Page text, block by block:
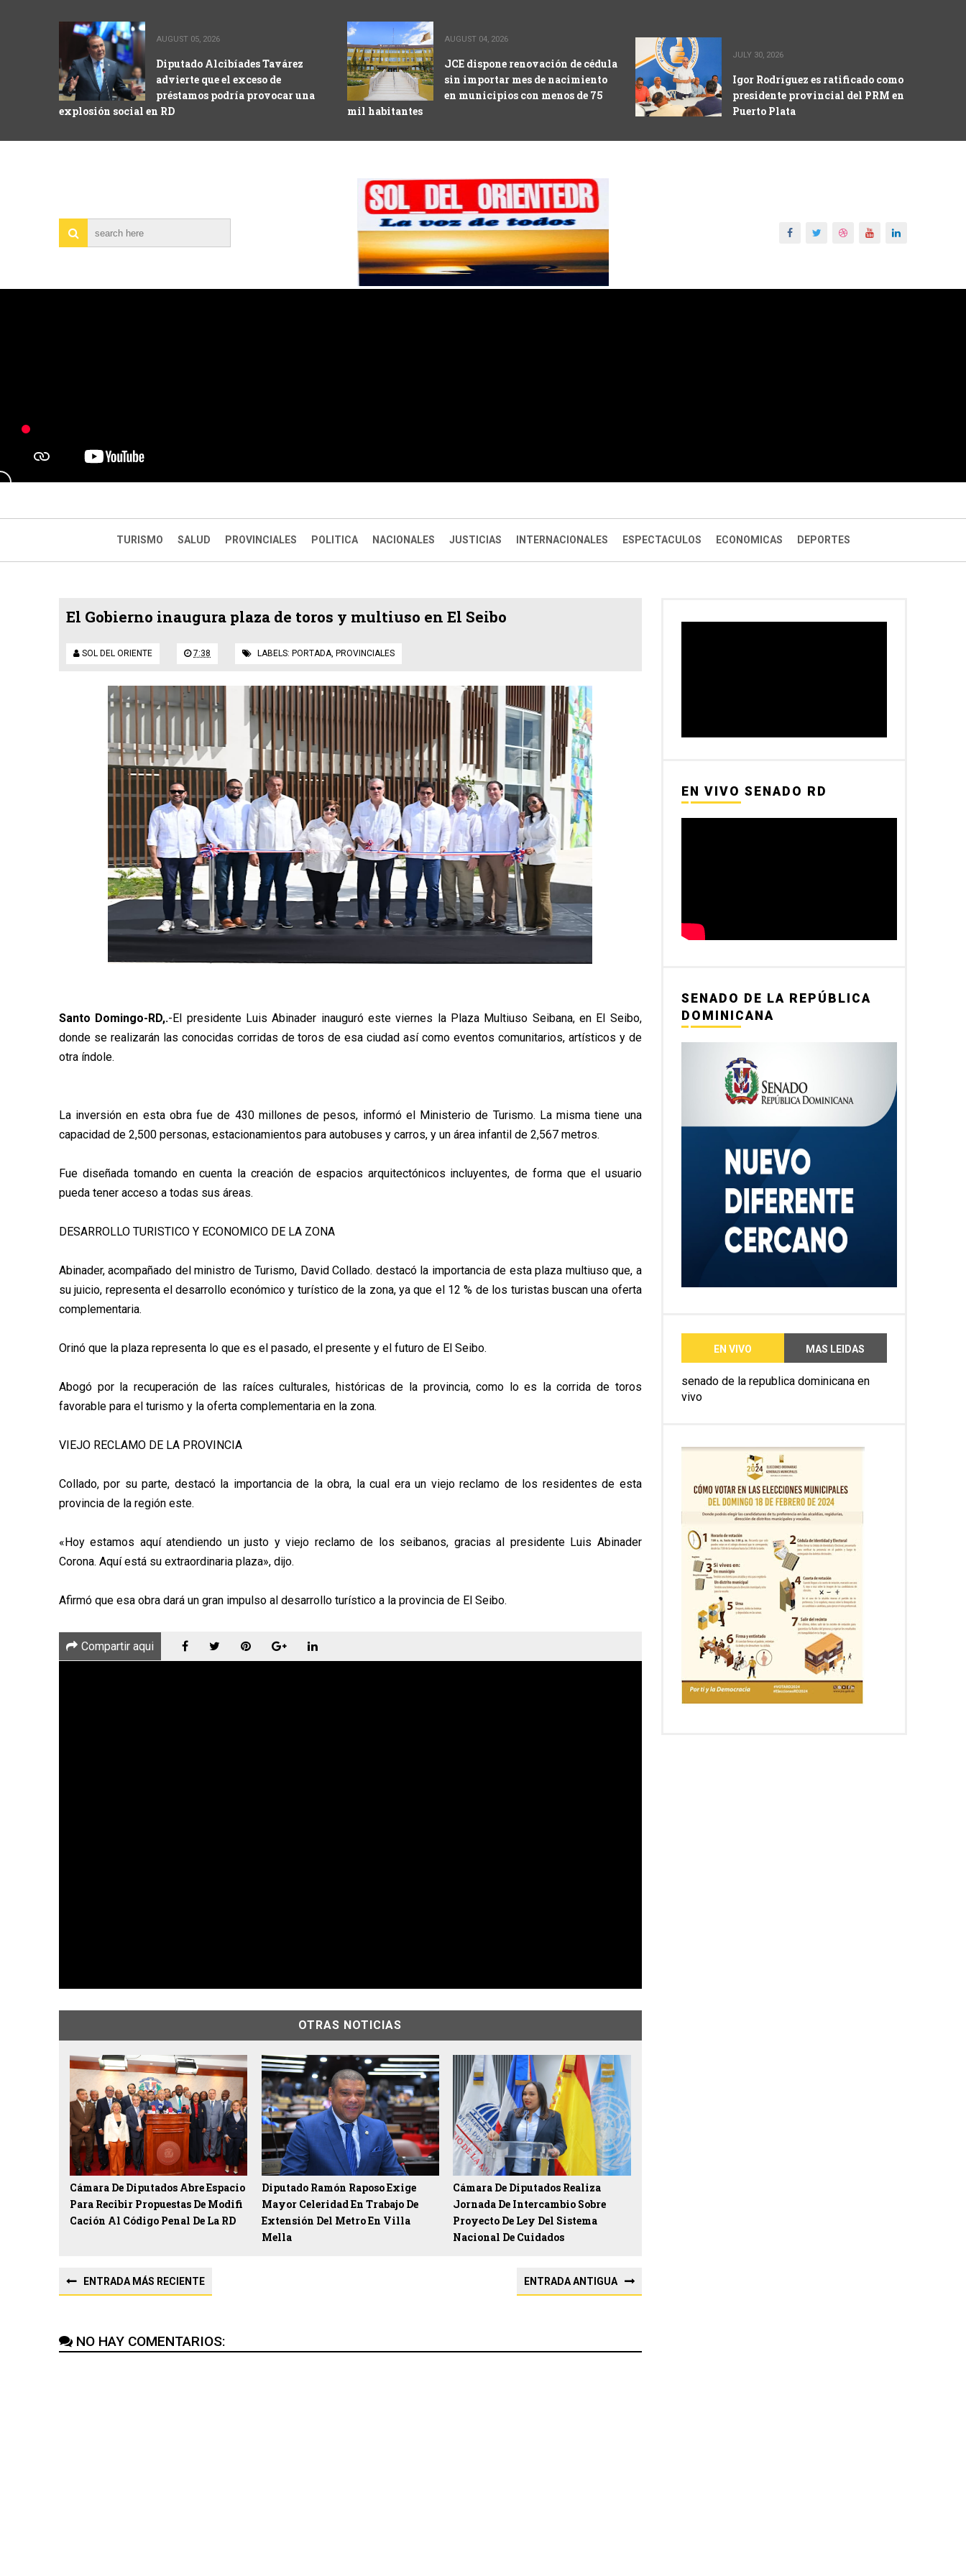
AUGUST 05, 2026
Diputado Alcibíades Tavárez
advierte que el exceso de
préstamos podría provocar una
explosión social en RD
AUGUST 04, 2026
JCE dispone renovación de cédula
sin importar mes de nacimiento
en municipios con menos de 75
mil habitantes
JULY 30, 2026
Igor Rodríguez es ratificado como
presidente provincial del PRM en
Puerto Plata
TURISMO SALUD PROVINCIALES POLITICA NACIONALES JUSTICIAS INTERNACIONALES ESPECTACULOS ECONOMICAS DEPORTES
El Gobierno inaugura plaza de toros y multiuso en El Seibo
SOL DEL ORIENTE 7:38 LABELS: PORTADA PROVINCIALES
Santo Domingo-RD,.-El presidente Luis Abinader inauguró este viernes la Plaza Multiuso Seibana, en El Seibo,
donde se realizarán las conocidas corridas de toros de esa ciudad así como eventos comunitarios, artísticos y de
otra índole.
La inversión en esta obra fue de 430 millones de pesos, informó el Ministerio de Turismo. La misma tiene una
capacidad de 2,500 personas, estacionamientos para autobuses y carros, y un área infantil de 2,567 metros.
Fue diseñada tomando en cuenta la creación de espacios arquitectónicos incluyentes, de forma que el usuario
pueda tener acceso a todas sus áreas.
DESARROLLO TURISTICO Y ECONOMICO DE LA ZONA
Abinader, acompañado del ministro de Turismo, David Collado. destacó la importancia de esta plaza multiuso que, a
su juicio, representa el desarrollo económico y turístico de la zona, ya que el 12 % de los turistas buscan una oferta
complementaria.
Orinó que la plaza representa lo que es el pasado, el presente y el futuro de El Seibo.
Abogó por la recuperación de las raíces culturales, históricas de la provincia, como lo es la corrida de toros
favorable para el turismo y la oferta complementaria en la zona.
VIEJO RECLAMO DE LA PROVINCIA
Collado, por su parte, destacó la importancia de la obra, la cual era un viejo reclamo de los residentes de esta
provincia de la región este.
«Hoy estamos aquí atendiendo un justo y viejo reclamo de los seibanos, gracias al presidente Luis Abinader
Corona. Aquí está su extraordinaria plaza», dijo.
Afirmó que esa obra dará un gran impulso al desarrollo turístico a la provincia de El Seibo.
Compartir aqui
OTRAS NOTICIAS
Cámara De Diputados Abre Espacio
Para Recibir Propuestas De Modifi
Cación Al Código Penal De La RD
Diputado Ramón Raposo Exige
Mayor Celeridad En Trabajo De
Extensión Del Metro En Villa
Mella
Cámara De Diputados Realiza
Jornada De Intercambio Sobre
Proyecto De Ley Del Sistema
Nacional De Cuidados
ENTRADA MÁS RECIENTE ENTRADA ANTIGUA
NO HAY COMENTARIOS:
EN VIVO SENADO RD
SENADO DE LA REPÚBLICA
DOMINICANA
EN VIVO MAS LEIDAS
senado de la republica dominicana en
vivo